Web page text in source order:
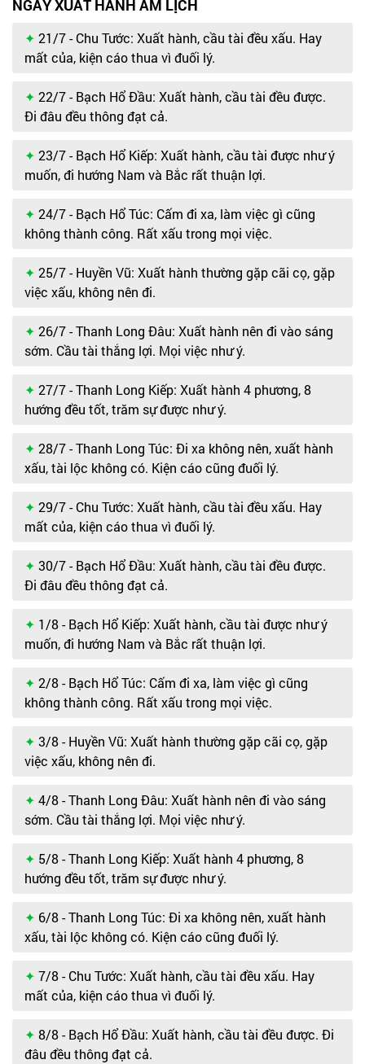
NGÀY XUẤT HÀNH ÂM LỊCH
21/7 - Chu Tước: Xuất hành, cầu tài đều xấu. Hay
mất của, kiện cáo thua vì đuối lý.
22/7 - Bạch Hổ Đầu: Xuất hành, cầu tài đều được.
Đi đâu đều thông đạt cả.
23/7 - Bạch Hổ Kiếp: Xuất hành, cầu tài được như ý
muốn, đi hướng Nam và Bắc rất thuận lợi.
24/7 - Bạch Hổ Túc: Cấm đi xa, làm việc gì cũng
không thành công. Rất xấu trong mọi việc.
25/7 - Huyền Vũ: Xuất hành thường gặp cãi cọ, gặp
việc xấu, không nên đi.
26/7 - Thanh Long Đâu: Xuất hành nên đi vào sáng
sớm. Cầu tài thắng lợi. Mọi việc như ý.
27/7 - Thanh Long Kiếp: Xuất hành 4 phương, 8
hướng đều tốt, trăm sự được như ý.
28/7 - Thanh Long Túc: Đi xa không nên, xuất hành
xấu, tài lộc không có. Kiện cáo cũng đuối lý.
29/7 - Chu Tước: Xuất hành, cầu tài đều xấu. Hay
mất của, kiện cáo thua vì đuối lý.
30/7 - Bạch Hổ Đầu: Xuất hành, cầu tài đều được.
Đi đâu đều thông đạt cả.
1/8 - Bạch Hổ Kiếp: Xuất hành, cầu tài được như ý
muốn, đi hướng Nam và Bắc rất thuận lợi.
2/8 - Bạch Hổ Túc: Cấm đi xa, làm việc gì cũng
không thành công. Rất xấu trong mọi việc.
3/8 - Huyền Vũ: Xuất hành thường gặp cãi cọ, gặp
việc xấu, không nên đi.
4/8 - Thanh Long Đâu: Xuất hành nên đi vào sáng
sớm. Cầu tài thắng lợi. Mọi việc như ý.
5/8 - Thanh Long Kiếp: Xuất hành 4 phương, 8
hướng đều tốt, trăm sự được như ý.
6/8 - Thanh Long Túc: Đi xa không nên, xuất hành
xấu, tài lộc không có. Kiện cáo cũng đuối lý.
7/8 - Chu Tước: Xuất hành, cầu tài đều xấu. Hay
mất của, kiện cáo thua vì đuối lý.
8/8 - Bạch Hổ Đầu: Xuất hành, cầu tài đều được. Đi
đâu đều thông đạt cả.